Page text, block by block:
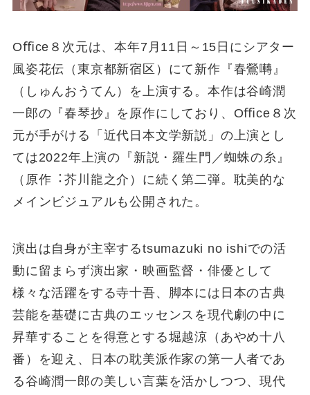
Oﬃce８次元は、本年7⽉11⽇～15⽇にシアター
⾵姿花伝（東京都新宿区）にて新作『春鶯囀』
（しゅんおうてん）を上演する。本作は⾕崎潤
⼀郎の『春琴抄』を原作にしており、Oﬃce８次
元が⼿がける「近代⽇本⽂学新説」の上演とし
ては2022年上演の『新説・羅⽣⾨／蜘蛛の⽷』
（原作︓芥川⿓之介）に続く第⼆弾。耽美的な
メインビジュアルも公開された。
演出は⾃⾝が主宰するtsumazuki no ishiでの活
動に留まらず演出家・映画監督・俳優として
様々な活躍をする寺⼗吾、脚本には⽇本の古典
芸能を基礎に古典のエッセンスを現代劇の中に
昇華することを得意とする堀越涼（あやめ⼗⼋
番）を迎え、⽇本の耽美派作家の第⼀⼈者であ
る⾕崎潤⼀郎の美しい⾔葉を活かしつつ、現代